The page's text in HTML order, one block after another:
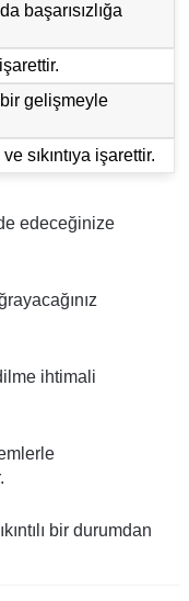
başarısızlığa
gelişmeyle
sıkıntıya işarettir.
edeceğinize
ihtimali
bir durumdan